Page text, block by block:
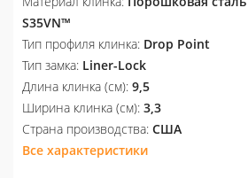
S35VN™
Тип профиля клинка: Drop Point
Тип замка: Liner-Lock
Длина клинка (см): 9,5
Ширина клинка (см): 3,3
Страна производства: США
Все характеристики